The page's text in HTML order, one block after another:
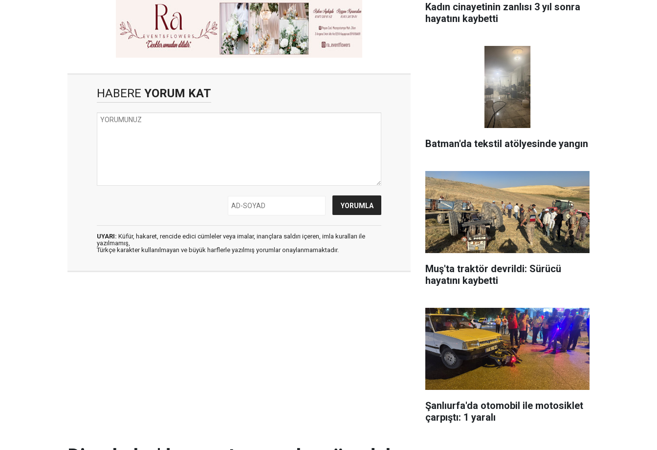
HABERE YORUM KAT
UYARI: Küfür, hakaret, rencide edici cümleler veya imalar, inançlara saldırı içeren, imla kuralları ile
yazılmamış,
Türkçe karakter kullanılmayan ve büyük harflerle yazılmış yorumlar onaylanmamaktadır.
Kadın cinayetinin zanlısı 3 yıl sonra
hayatını kaybetti
Batman'da tekstil atölyesinde yangın
Muş'ta traktör devrildi: Sürücü
hayatını kaybetti
Şanlıurfa'da otomobil ile motosiklet
çarpıştı: 1 yaralı